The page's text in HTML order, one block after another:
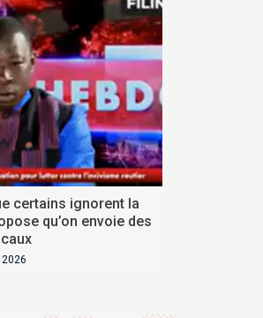
certains ignorent la
qu’on envoie des